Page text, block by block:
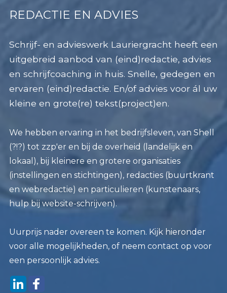
REDACTIE EN ADVIES
Schrijf- en advieswerk Lauriergracht heeft een
uitgebreid aanbod van (eind)redactie, advies
en schrijfcoaching in huis. Snelle, gedegen en
ervaren (eind)redactie. En/of advies voor ál uw
kleine en grote(re) tekst(project)en.
We hebben ervaring in het bedrijfsleven, van Shell
(?!?) tot zzp'er en bij de overheid (landelijk en
lokaal), bij kleinere en grotere organisaties
(instellingen en stichtingen), redacties (buurtkrant
en webredactie) en particulieren (kunstenaars,
hulp bij website-schrijven).
Uurprijs nader overeen te komen. Kijk hieronder
voor alle mogelijkheden, of neem contact op voor
een persoonlijk advies.